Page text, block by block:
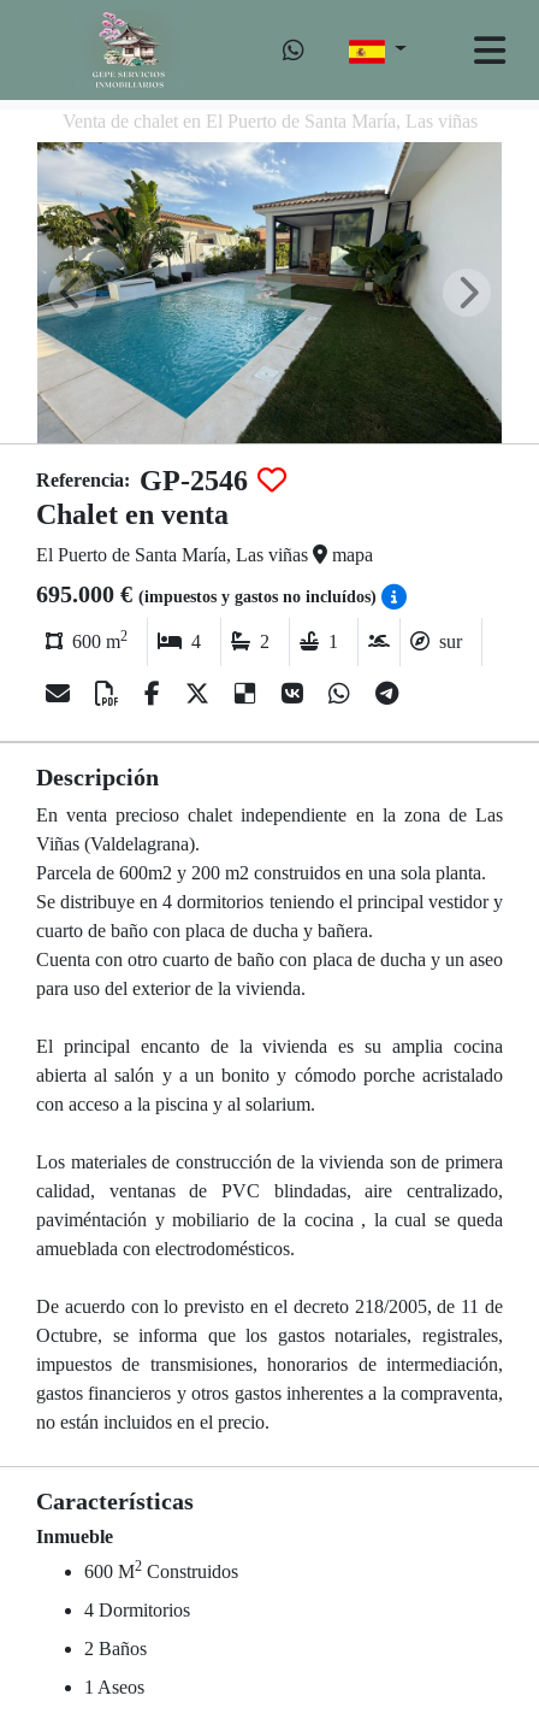
Venta de chalet en El Puerto de Santa María, Las viñas
Referencia: GP-2546
Chalet en venta
El Puerto de Santa María, Las viñas mapa
695.000 € (impuestos y gastos no incluídos)
600 m2 4 2 1 sur
Descripción
En venta precioso chalet independiente en la zona de Las
Viñas (Valdelagrana).
Parcela de 600m2 y 200 m2 construidos en una sola planta.
Se distribuye en 4 dormitorios teniendo el principal vestidor y
cuarto de baño con placa de ducha y bañera.
Cuenta con otro cuarto de baño con placa de ducha y un aseo
para uso del exterior de la vivienda.
El principal encanto de la vivienda es su amplia cocina
abierta al salón y a un bonito y cómodo porche acristalado
con acceso a la piscina y al solarium.
Los materiales de construcción de la vivienda son de primera
calidad, ventanas de PVC blindadas, aire centralizado,
paviméntación y mobiliario de la cocina , la cual se queda
amueblada con electrodomésticos.
De acuerdo con lo previsto en el decreto 218/2005, de 11 de
Octubre, se informa que los gastos notariales, registrales,
impuestos de transmisiones, honorarios de intermediación,
gastos financieros y otros gastos inherentes a la compraventa,
no están incluidos en el precio.
Características
Inmueble
600 M2 Construidos
4 Dormitorios
2 Baños
1 Aseos